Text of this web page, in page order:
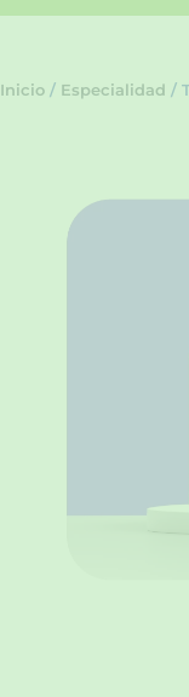
Inicio / Especialidad /